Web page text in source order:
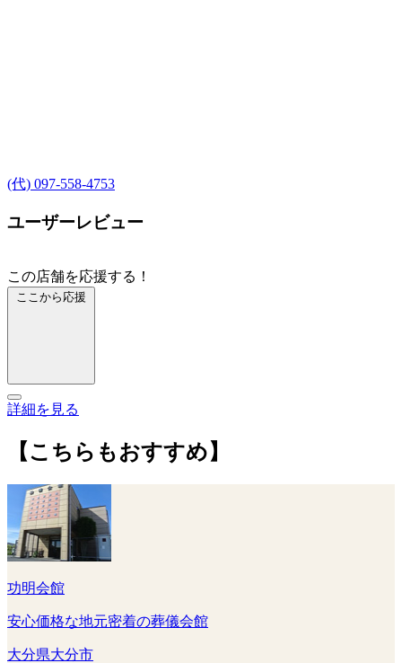
(代) 097-558-4753
ユーザーレビュー
この店舗を応援する！
ここから応援
詳細を見る
【こちらもおすすめ】
功明会館
安心価格な地元密着の葬儀会館
大分県大分市